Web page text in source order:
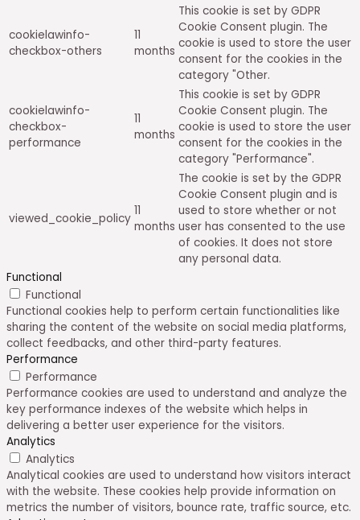
cookielawinfo-
checkbox-others
11
months
This cookie is set by GDPR
Cookie Consent plugin. The
cookie is used to store the user
consent for the cookies in the
category "Other.
cookielawinfo-
checkbox-
performance
11
months
This cookie is set by GDPR
Cookie Consent plugin. The
cookie is used to store the user
consent for the cookies in the
category "Performance".
viewed_cookie_policy
11
months
The cookie is set by the GDPR
Cookie Consent plugin and is
used to store whether or not
user has consented to the use
of cookies. It does not store
any personal data.
Functional
Functional
Functional cookies help to perform certain functionalities like
sharing the content of the website on social media platforms,
collect feedbacks, and other third-party features.
Performance
Performance
Performance cookies are used to understand and analyze the
key performance indexes of the website which helps in
delivering a better user experience for the visitors.
Analytics
Analytics
Analytical cookies are used to understand how visitors interact
with the website. These cookies help provide information on
metrics the number of visitors, bounce rate, traffic source, etc.